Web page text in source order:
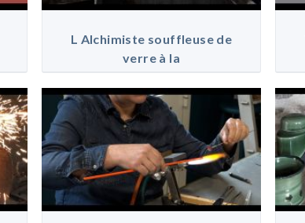
L Alchimiste souffleuse de
verre à la